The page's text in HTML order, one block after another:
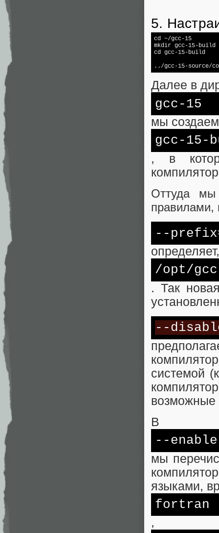
5.
cd ~/gcc-15
cd gcc-15-build
../gcc-15-source/
Далее в
gcc-15
мы
gcc-15-
, в
Оттуда мы
правилами,
--prefix
/opt/gcc
. Так
--
системой
возможные
В
--
мы
языками,
fortran
,